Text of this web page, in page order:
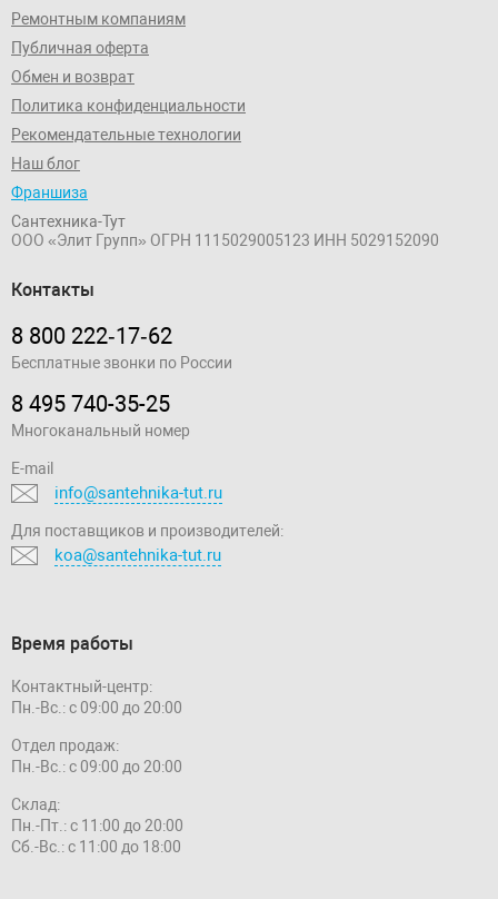
Ремонтным компаниям
Публичная оферта
Обмен и возврат
Политика конфиденциальности
Рекомендательные технологии
Наш блог
Франшиза
Сантехника-Тут
ООО «Элит Групп» ОГРН 1115029005123 ИНН 5029152090
Контакты
8 800 222‑17‑62
Бесплатные звонки по России
8 495 740-35-25
Многоканальный номер
E-mail
info@santehnika-tut.ru
Для поставщиков и производителей:
koa@santehnika-tut.ru
Время работы
Контактный-центр:
Пн.-Вс.: с 09:00 до 20:00
Отдел продаж:
Пн.-Вс.: с 09:00 до 20:00
Склад:
Пн.-Пт.: с 11:00 до 20:00
Сб.-Вс.: с 11:00 до 18:00